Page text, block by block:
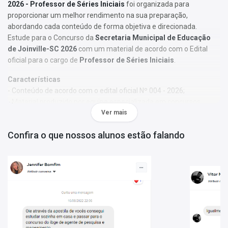
2026 - Professor de Séries Iniciais foi organizada para
proporcionar um melhor rendimento na sua preparação,
abordando cada conteúdo de forma objetiva e direcionada.
Estude para o Concurso da Secretaria Municipal de Educação
de Joinville-SC 2026 com um material de acordo com o Edital
oficial para o cargo de Professor de Séries Iniciais
Características
- Conteúdo de acordo com o edital oficial Nº 004 - 2026;
- Material produzido por equipe especializada em concursos
- Você receberá um bônus especial: Curso Online de disciplinas
básicas (Língua Portuguesa e Informática).
temas são abordados conforme o referencial adotado pelos
Matérias da Apostila:
Língua Portuguesa
Matemática
Ver mais
Confira o que nossos alunos estão falando